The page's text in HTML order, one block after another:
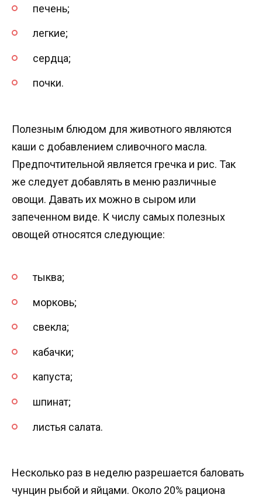
печень;
легкие;
сердца;
почки.
Полезным блюдом для животного являются
каши с добавлением сливочного масла.
Предпочтительной является гречка и рис. Так
же следует добавлять в меню различные
овощи. Давать их можно в сыром или
запеченном виде. К числу самых полезных
овощей относятся следующие:
тыква;
морковь;
свекла;
кабачки;
капуста;
шпинат;
листья салата.
Несколько раз в неделю разрешается баловать
чунцин рыбой и яйцами. Около 20% рациона